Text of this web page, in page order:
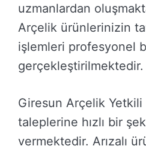
uzmanlardan
Arçelik ürünlerinizin
işlemleri profesyonel
gerçekleştirilmektedir.
Giresun Arçelik
taleplerine hızlı bir
vermektedir. Arızalı